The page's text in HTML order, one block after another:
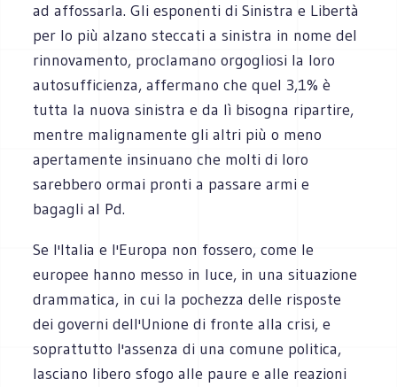
ad affossarla. Gli esponenti di Sinistra e Libertà
per lo più alzano steccati a sinistra in nome del
rinnovamento, proclamano orgogliosi la loro
autosufficienza, affermano che quel 3,1% è
tutta la nuova sinistra e da lì bisogna ripartire,
mentre malignamente gli altri più o meno
apertamente insinuano che molti di loro
sarebbero ormai pronti a passare armi e
bagagli al Pd.
Se l'Italia e l'Europa non fossero, come le
europee hanno messo in luce, in una situazione
drammatica, in cui la pochezza delle risposte
dei governi dell'Unione di fronte alla crisi, e
soprattutto l'assenza di una comune politica,
lasciano libero sfogo alle paure e alle reazioni